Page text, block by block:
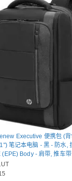
Executive 便携包 (
笔记本电脑 - 黑 - 防水,
(EPE) Body - 肩带, 推车